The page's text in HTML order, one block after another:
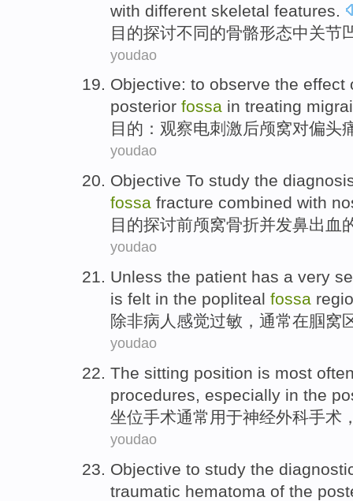
with different skeletal features
目的探讨不同的骨骼形态中关节
youdao
Objective: to observe the effect
posterior fossa in treating
目的 ： 观察电刺激后颅窝对偏头
youdao
Objective To study the
fossa fracture combined with
目的探讨前颅窝骨折并发鼻出血
youdao
Unless the patient has a very
is felt in the popliteal fossa
除非病人 感觉过敏 ，通常在腘 窝
youdao
The sitting position is most
procedures, especially in the
坐位手术通常 用于神经外科手术
youdao
Objective to study the
traumatic hematoma of the